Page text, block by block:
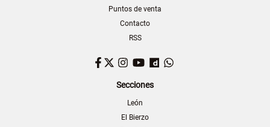
Puntos de venta
Contacto
RSS
Facebook
TwitterInstagram
YouTubeDailymotion
Secciones
León
El Bierzo